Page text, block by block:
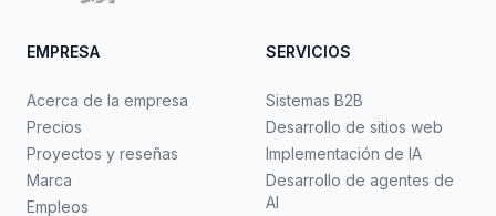
EMPRESA
Acerca de la empresa
Precios
Proyectos y reseñas
Marca
Empleos
SERVICIOS
Sistemas B2B
Desarrollo de sitios web
Implementación de IA
Desarrollo de agentes de
AI